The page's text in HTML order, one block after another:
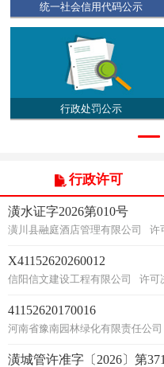
统一社会信用代码公示
行政处罚公示
行政许可
潢水证字2026第010号
潢川县融庭酒店管理有限公司 许
X41152620260012
信阳信文建设工程有限公司 许可
41152620170016
河南省豫南园林绿化有限责任公司
潢城管许准字〔2026〕第